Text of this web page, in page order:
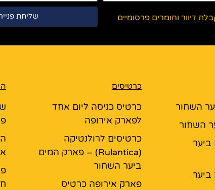
דיוור וחומרים פרסומיים שליחת
השחור
השחור
ביער
ביער
כרטיסים
כרטיס כניסה ליום אחד
לפארק אירופה
כרטיסים לרולנטיקה
(Rulantica) – פארק המים
ביער השחור
פארק אירופה כרטיס